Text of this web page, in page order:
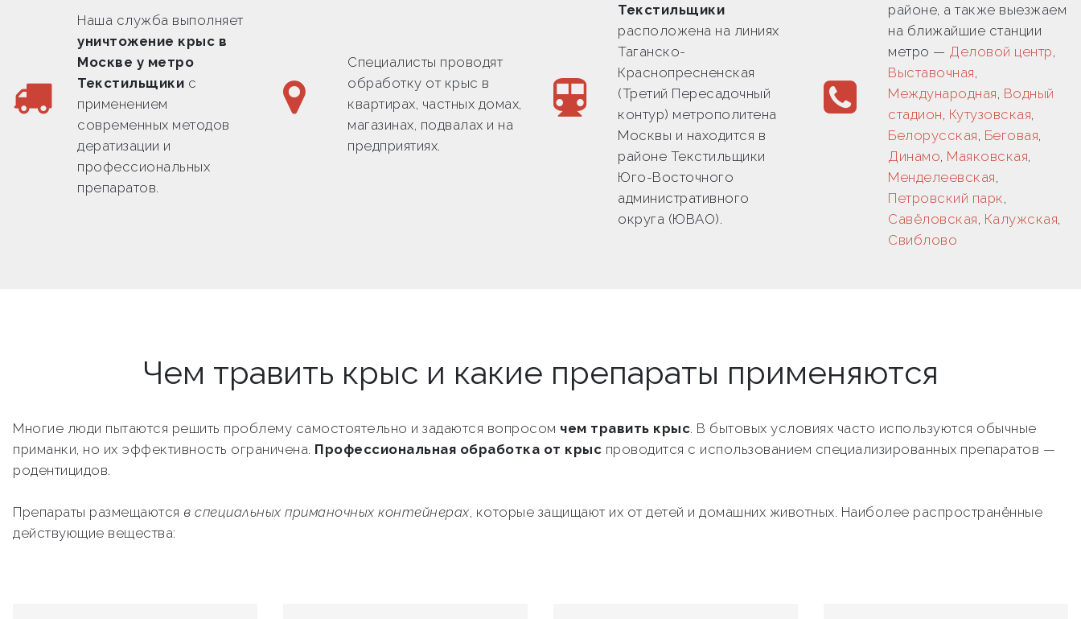
Наша служба выполняет
уничтожение крыс в
Москве у метро
Текстильщики с
применением
современных методов
дератизации и
профессиональных
препаратов.
Специалисты проводят
обработку от крыс в
квартирах, частных домах,
магазинах, подвалах и на
предприятиях.
Текстильщики
расположена на линиях
Таганско-
Краснопресненская
(Третий Пересадочный
контур) метрополитена
Москвы и находится в
районе Текстильщики
Юго-Восточного
административного
округа (ЮВАО).
районе, а также выезжаем
на ближайшие станции
метро — Деловой центр,
Выставочная,
Международная, Водный
стадион, Кутузовская,
Белорусская, Беговая,
Динамо, Маяковская,
Менделеевская,
Петровский парк,
Савёловская, Калужская,
Свиблово
Чем травить крыс и какие препараты применяются
Многие люди пытаются решить проблему самостоятельно и задаются вопросом чем травить крыс. В бытовых условиях часто используются обычные
приманки, но их эффективность ограничена. Профессиональная обработка от крыс проводится с использованием специализированных препаратов —
родентицидов.
Препараты размещаются в специальных приманочных контейнерах, которые защищают их от детей и домашних животных. Наиболее распространённые
действующие вещества: